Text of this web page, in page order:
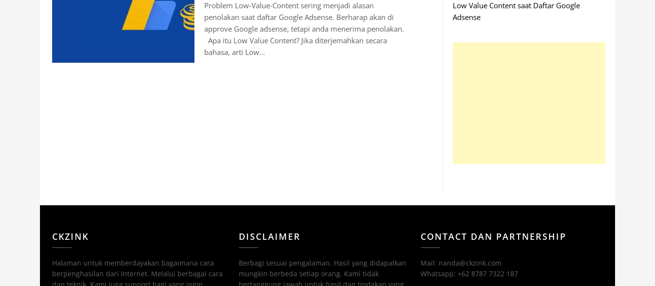
Problem Low-Value-Content sering menjadi alasan
penolakan saat daftar Google Adsense. Berharap akan di
approve Google adsense, tetapi anda menerima penolakan.
Apa itu Low Value Content? Jika diterjemahkan secara
bahasa, arti Low…
Low Value Content saat Daftar Google
Adsense
CKZINK
Halaman untuk memberdayakan bagaimana cara
berpenghasilan dari Internet. Melalui berbagai cara
DISCLAIMER
Berbagi sesuai pengalaman. Hasil yang didapatkan
mungkin berbeda setiap orang. Kami tidak
CONTACT DAN PARTNERSHIP
Mail: nanda@ckzink.com
Whatsapp: +62 8787 7322 187